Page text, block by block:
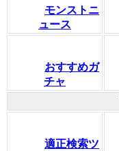
モンストニ
ュース
おすすめガ
チャ
適正検索ツ